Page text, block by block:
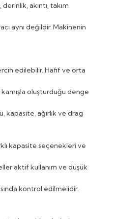
akıntı, takım
aynı değildir. Makinenin
edilebilir. Hafif ve orta
kamışla oluşturduğu denge
kapasite, ağırlık ve drag
kapasite seçenekleri ve
aktif kullanım ve düşük
kontrol edilmelidir.